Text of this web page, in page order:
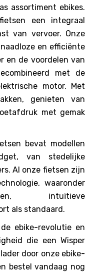
assortiment ebikes.
een integraal
van vervoer. Onze
en efficiënte
en de voordelen van
met de
motor. Met
genieten van
met gemak
bevat modellen
van stedelijke
Al onze fietsen zijn
waaronder
intuïtieve
als standaard.
ebike-revolutie en
die een Wisper
door onze ebike-
bestel vandaag nog